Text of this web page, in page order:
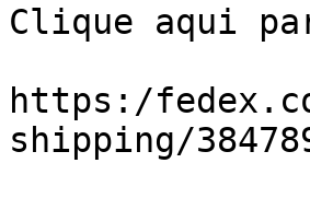
Clique aqui
https:/
shipping/